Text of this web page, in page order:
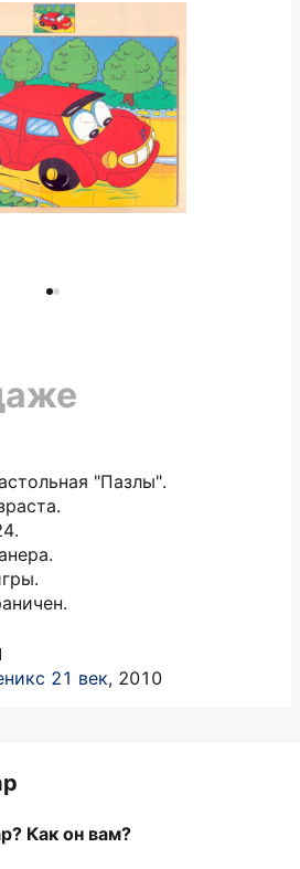
"Пазлы".
21 век, 2010
Как он вам?